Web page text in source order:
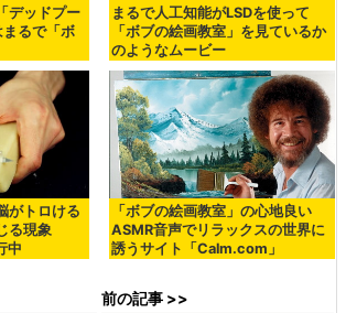
デッドプー
るで「ボ
まるで人工知能がLSDを使って
「ボブの絵画教室」を見ているか
のようなムービー
がトロける
る現象
中
「ボブの絵画教室」の心地良い
ASMR音声でリラックスの世界に
誘うサイト「Calm.com」
前の記事 >>